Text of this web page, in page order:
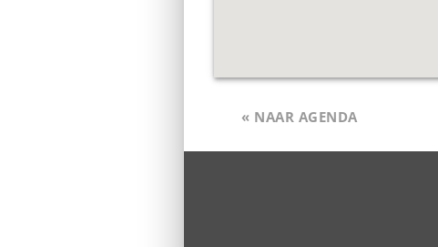
« NAAR AGENDA